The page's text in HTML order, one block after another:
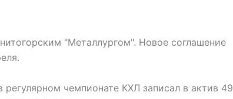
"Металлургом". Новое соглашение
чемпионате КХЛ записал в актив 49